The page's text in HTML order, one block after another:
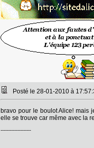
Posté le 28-01-2010 à
bravo pour le boulot Alice! mais
elle se trouve car même avec la
--------------------